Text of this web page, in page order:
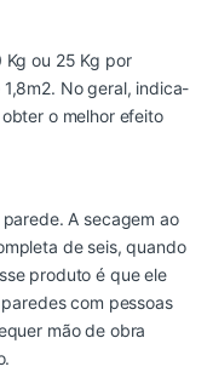
Kg ou 25 Kg por
No geral, indica-
o melhor efeito
A secagem ao
de seis, quando
produto é que ele
com pessoas
mão de obra